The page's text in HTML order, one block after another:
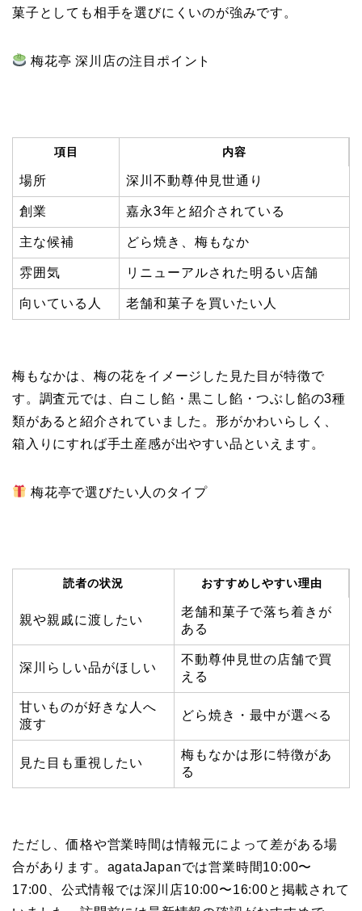
菓子としても相手を選びにくいのが強みです。
梅花亭 深川店の注目ポイント
項目 内容
場所 深川不動尊仲見世通り
創業 嘉永3年と紹介されている
主な候補 どら焼き、梅もなか
雰囲気 リニューアルされた明るい店舗
向いている人 老舗和菓子を買いたい人
梅もなかは、梅の花をイメージした見た目が特徴で
す。調査元では、白こし餡・黒こし餡・つぶし餡の3種
類があると紹介されていました。形がかわいらしく、
箱入りにすれば手土産感が出やすい品といえます。
梅花亭で選びたい人のタイプ
読者の状況 おすすめしやすい理由
親や親戚に渡したい
老舗和菓子で落ち着きが
ある
深川らしい品がほしい
不動尊仲見世の店舗で買
える
甘いものが好きな人へ
渡す
どら焼き・最中が選べる
見た目も重視したい
梅もなかは形に特徴があ
る
ただし、価格や営業時間は情報元によって差がある場
合があります。agataJapanでは営業時間10:00〜
17:00、公式情報では深川店10:00〜16:00と掲載されて